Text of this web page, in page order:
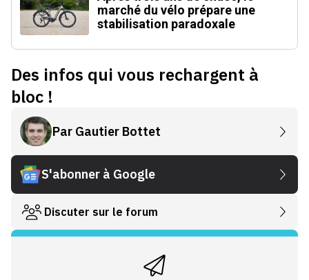
marché du vélo prépare une
stabilisation paradoxale
Des infos qui vous rechargent à
bloc !
Par Gautier Bottet
S'abonner à Google
Discuter sur le forum